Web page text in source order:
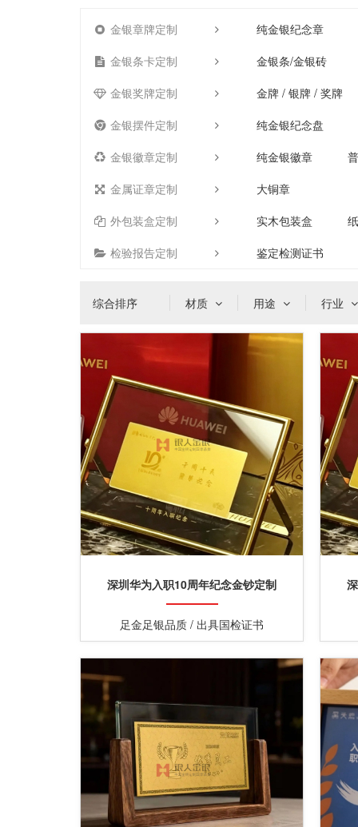
金银章牌定制
纯金银纪念章
金银条卡定制
金银条/金银砖
金银奖牌定制
金牌 / 银牌 / 奖牌
金银摆件定制
纯金银纪念盘
金银徽章定制
纯金银徽章
金属证章定制
大铜章
外包装盒定制
实木包装盒
检验报告定制
鉴定检测证书
综合排序 材质 用途 行业
深圳华为入职10周年纪念金钞定制
足金足银品质 / 出具国检证书